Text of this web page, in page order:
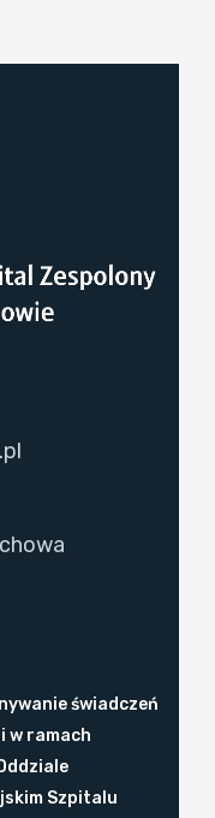
świadczeń
w ramach
Szpitalu